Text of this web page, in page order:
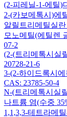
(2-피레닐-1-에틸)
2-(카보메톡시)에
알릴트리메틸실란
모노메틸(에틸렌
07-2
(2-(트리메톡시실
20728-21-6
3-(2-하이드록시
CAS: 23785-50-4
N-(트리메톡시실
나트륨 염(수중
1,1,3,3-테트라메